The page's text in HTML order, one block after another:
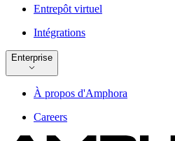
Entrepôt virtuel
Intégrations
Enterprise
À propos d'Amphora
Careers